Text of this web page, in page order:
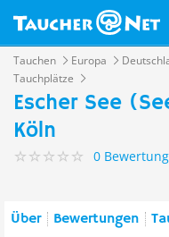
Tauchen Europa
Tauchplätze
Escher See
Köln
0
Über Bewertungen